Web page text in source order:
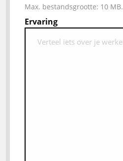
Max. bestandsgrootte: 10 MB.
Ervaring